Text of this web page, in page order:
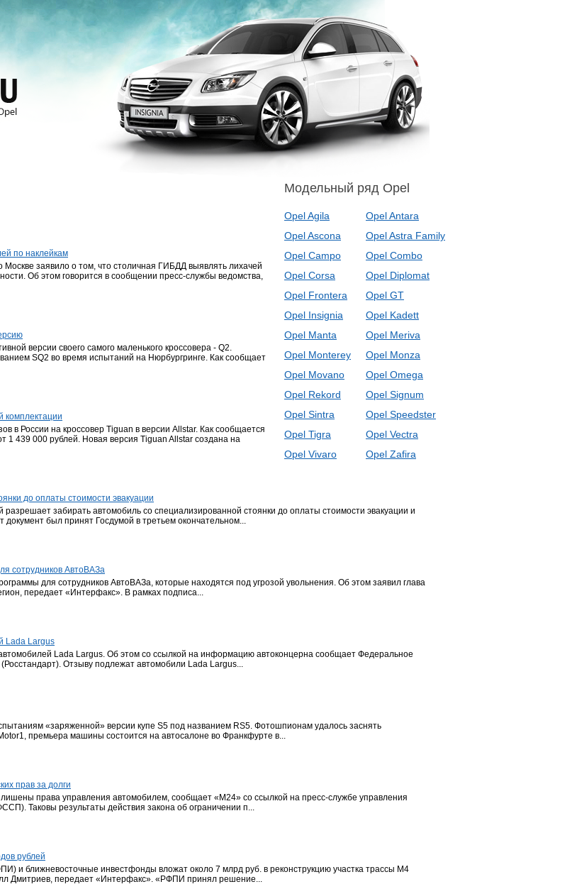
Модельный ряд Opel
Opel Agila
Opel Antara
Opel Ascona
Opel Astra Family
Opel Campo
Opel Combo
Opel Corsa
Opel Diplomat
Opel Frontera
Opel GT
Opel Insignia
Opel Kadett
Opel Manta
Opel Meriva
Opel Monterey
Opel Monza
Opel Movano
Opel Omega
Opel Rekord
Opel Signum
Opel Sintra
Opel Speedster
Opel Tigra
Opel Vectra
Opel Vivaro
Opel Zafira
по наклейкам
заявило о том, что столичная ГИБДД выявлять лихачей
Об этом говорится в сообщении пресс-службы ведомства,
версии своего самого маленького кроссовера - Q2.
SQ2 во время испытаний на Нюрбургринге. Как сообщает
комплектации
в России на кроссовер Tiguan в версии Allstar. Как сообщается
1 439 000 рублей. Новая версия Tiguan Allstar создана на
до оплаты стоимости эвакуации
забирать автомобиль со специализированной стоянки до оплаты стоимости эвакуации и
был принят Госдумой в третьем окончательном...
сотрудников АвтоВАЗа
для сотрудников АвтоВАЗа, которые находятся под угрозой увольнения. Об этом заявил глава
передает «Интерфакс». В рамках подписа...
Lada Largus
Lada Largus. Об этом со ссылкой на информацию автоконцерна сообщает Федеральное
Отзыву подлежат автомобили Lada Largus...
«заряженной» версии купе S5 под названием RS5. Фотошпионам удалось заснять
премьера машины состоится на автосалоне во Франкфурте в...
прав за долги
права управления автомобилем, сообщает «М24» со ссылкой на пресс-службе управления
Таковы результаты действия закона об ограничении п...
рублей
и ближневосточные инвестфонды вложат около 7 млрд руб. в реконструкцию участка трассы М4
Дмитриев, передает «Интерфакс». «РФПИ принял решение...